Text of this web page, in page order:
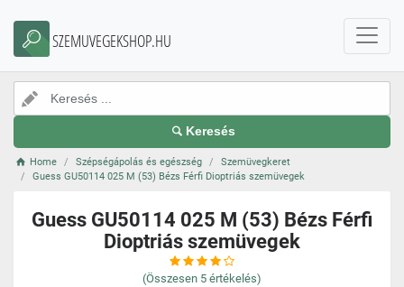
SZEMUVEGEKSHOP.HU
Keresés
Home Szépségápolás és egészség
Szemüvegkeret
Guess GU50114 025 M (53) Bézs Férfi Dioptriás szemüvegek
Guess GU50114 025 M (53) Bézs Férfi
Dioptriás szemüvegek
(Összesen 5 értékelés)